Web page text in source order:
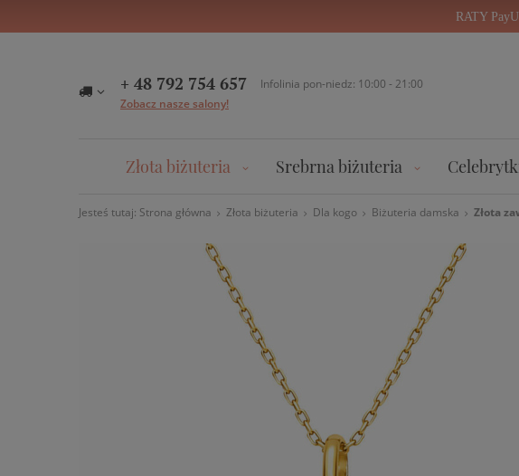
RATY
+ 48 792 754 657
Infolinia pon-niedz: 10:00 - 21:00
Zobacz nasze salony!
Złota biżuteria Srebrna biżuteria
Jesteś tutaj: Strona główna Złota biżuteria Dla kogo Biżuteria damska Złota